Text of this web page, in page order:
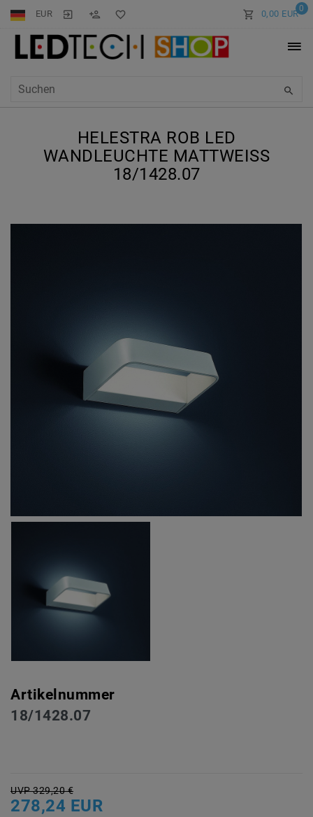
EUR 0
0,00 EUR
HELESTRA ROB LED
WANDLEUCHTE MATTWEISS 1
8/1428.07
Artikelnummer
18/1428.07
UVP 329,20 €
278,24 EUR